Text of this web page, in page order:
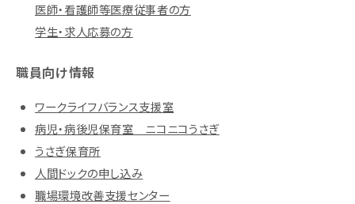
医師・看護師等医療従事者の方
学生・求人応募の方
職員向け情報
ワークライフバランス支援室
病児・病後児保育室 ニコニコうさぎ
うさぎ保育所
人間ドックの申し込み
職場環境改善支援センター